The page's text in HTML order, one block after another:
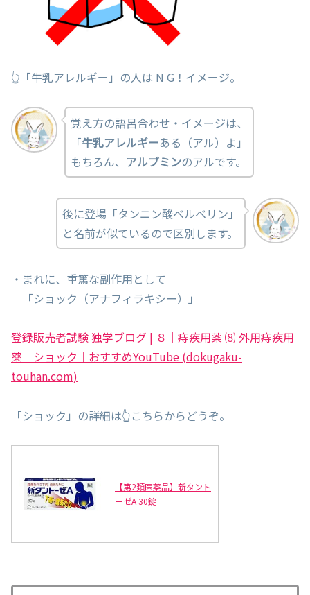
👆「牛乳アレルギー」の人は N G！イメージ。
覚え方の語呂合わせ・イメージは、
「牛乳アレルギーある（アル）よ」
もちろん、 アルブミンのアルです。
後に登場「タンニン酸ベルベリン」
と名前が似ているので区別します。
・まれに、重篤な副作用として
「ショック（アナフィラキシー）」
登録販売者試験 独学ブログ | ８｜痔疾用薬 ⑻ 外用痔疾用
薬｜ショック｜おすすめYouTube (dokugaku-
touhan.com)
「ショック」の詳細は👆こちらからどうぞ。
【第2類医薬品】新タント
ーゼA 30錠